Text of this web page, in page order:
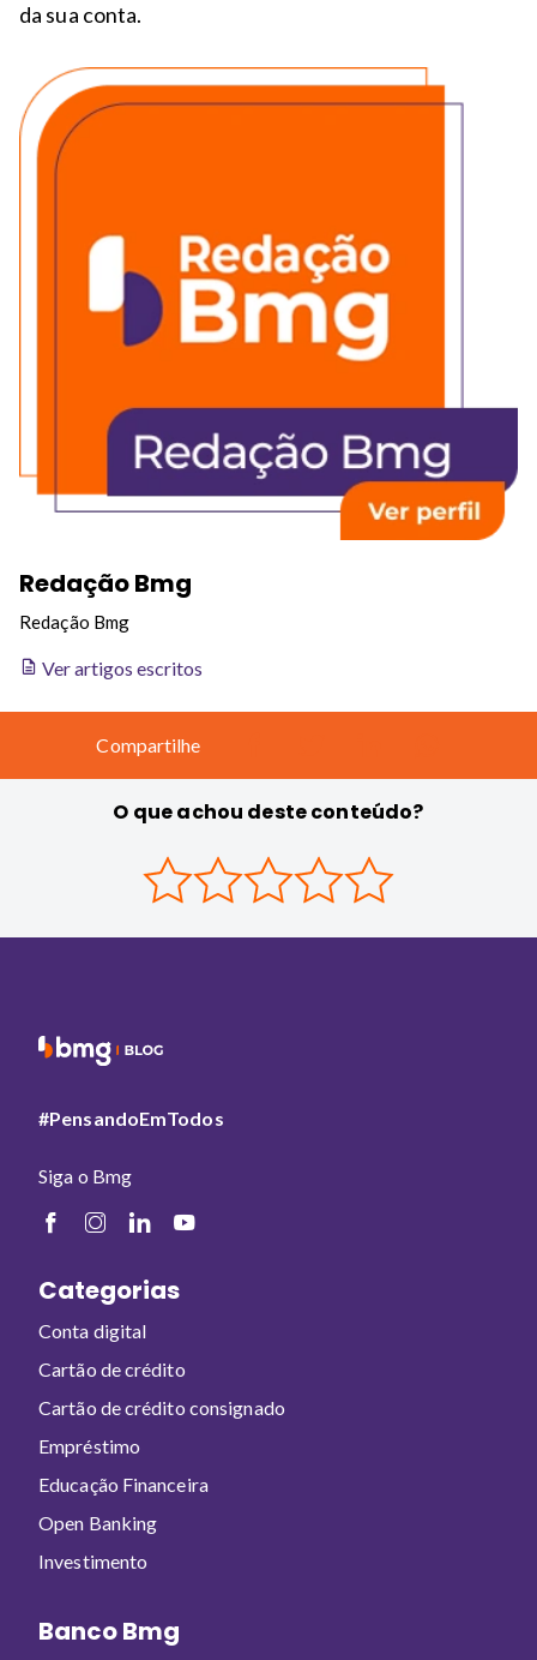
da sua conta.
Redação Bmg
Redação Bmg
Ver artigos escritos
Compartilhe
O que achou deste conteúdo?
#PensandoEmTodos
Siga o Bmg
Categorias
Conta digital
Cartão de crédito
Cartão de crédito consignado
Empréstimo
Educação Financeira
Open Banking
Investimento
Banco Bmg